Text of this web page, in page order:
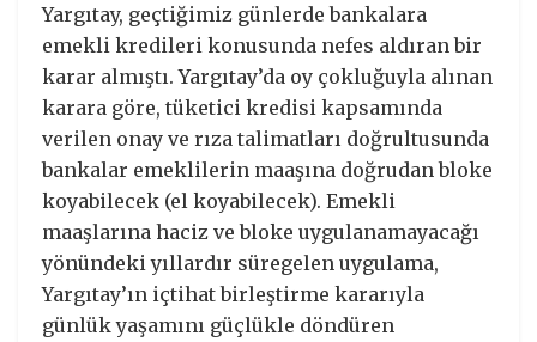
Yargıtay, geçtiğimiz günlerde bankalara
emekli kredileri konusunda nefes aldıran bir
karar almıştı. Yargıtay’da oy çokluğuyla alınan
karara göre, tüketici kredisi kapsamında
verilen onay ve rıza talimatları doğrultusunda
bankalar emeklilerin maaşına doğrudan bloke
koyabilecek (el koyabilecek). Emekli
maaşlarına haciz ve bloke uygulanamayacağı
yönündeki yıllardır süregelen uygulama,
Yargıtay’ın içtihat birleştirme kararıyla
günlük yaşamını güçlükle döndüren